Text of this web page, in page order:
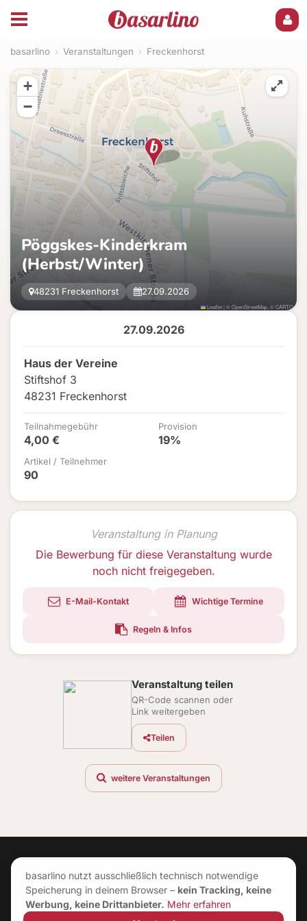
basarlino › Veranstaltungen › Freckenhorst
27.09.2026
Haus der Vereine
Stiftshof 3
48231 Freckenhorst
Teilnahmegebühr
4,00 €
Provision
19%
Artikel / Teilnehmer
90
Veranstaltung in Planung
Die Bewerbung für diese Veranstaltung wurde
noch nicht freigegeben.
E-Mail-Kontakt Wichtige Termine
Regeln & Infos
Pöggskes-Kinderkram
(Herbst/Winter)
48231 Freckenhorst 27.09.2026
+
−
Leaflet|©OpenStreetMap , ©CARTO
Veranstaltung teilen
QR-Code scannen oder
Link weitergeben
Teilen
weitere Veranstaltungen
basarlino nutzt ausschließlich technisch notwendige
Speicherung in deinem Browser – kein Tracking, keine
Werbung, keine Drittanbieter. Mehr erfahren